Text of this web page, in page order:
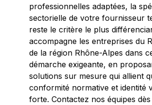
professionnelles adaptées, la
sectorielle de votre fournisseur
reste le critère le plus
accompagne les entreprises du
de la région Rhône-Alpes dans
démarche exigeante, en
solutions sur mesure qui allient
conformité normative et identité
forte. Contactez nos équipes dès